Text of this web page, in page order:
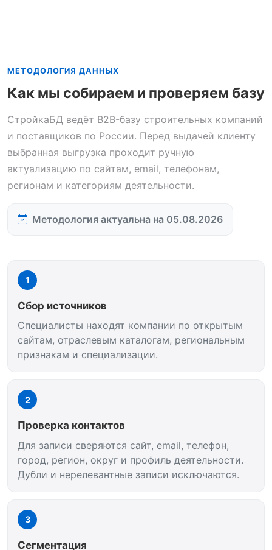
МЕТОДОЛОГИЯ ДАННЫХ
Как мы собираем и проверяем базу
СтройкаБД ведёт B2B-базу строительных компаний
и поставщиков по России. Перед выдачей клиенту
выбранная выгрузка проходит ручную
актуализацию по сайтам, email, телефонам,
регионам и категориям деятельности.
Методология актуальна на 05.08.2026
1
Сбор источников
Специалисты находят компании по открытым
сайтам, отраслевым каталогам, региональным
признакам и специализации.
2
Проверка контактов
Для записи сверяются сайт, email, телефон,
город, регион, округ и профиль деятельности.
Дубли и нерелевантные записи исключаются.
3
Сегментация